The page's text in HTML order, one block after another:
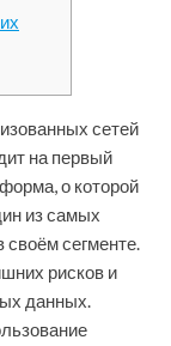
сетей
на первый
о которой
из самых
сегменте.
рисков и
данных.